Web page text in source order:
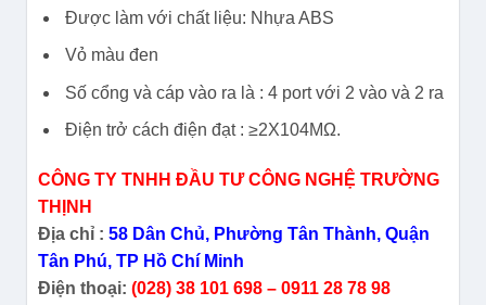
Được làm với chất liệu: Nhựa ABS
Vỏ màu đen
Số cổng và cáp vào ra là : 4 port với 2 vào và 2 ra
Điện trở cách điện đạt : ≥2X104MΩ.
CÔNG TY TNHH ĐẦU TƯ CÔNG NGHỆ TRƯỜNG
THỊNH
Địa chỉ : 58 Dân Chủ, Phường Tân Thành, Quận
Tân Phú, TP Hồ Chí Minh
Điện thoại: (028) 38 101 698 – 0911 28 78 98